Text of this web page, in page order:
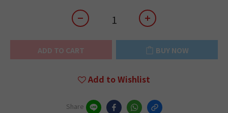
ADD TO CART BUY NOW
Add to Wishlist
Share